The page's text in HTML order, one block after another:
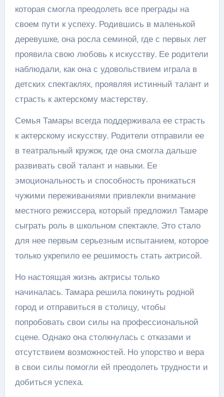
которая смогла преодолеть все преграды на
своем пути к успеху. Родившись в маленькой
деревушке, она росла семиной, где с первых лет
проявила свою любовь к искусству. Ее родители
наблюдали, как она с удовольствием играла в
детских спектаклях, проявляя истинный талант и
страсть к актерскому мастерству.
Семья Тамары всегда поддерживала ее страсть
к актерскому искусству. Родители отправили ее
в театральный кружок, где она смогла дальше
развивать свой талант и навыки. Ее
эмоциональность и способность проникаться
чужими переживаниями привлекли внимание
местного режиссера, который предложил Тамаре
сыграть роль в школьном спектакле. Это стало
для нее первым серьезным испытанием, которое
только укрепило ее решимость стать актрисой.
Но настоящая жизнь актрисы только
начиналась. Тамара решила покинуть родной
город и отправиться в столицу, чтобы
попробовать свои силы на профессиональной
сцене. Однако она столкнулась с отказами и
отсутствием возможностей. Но упорство и вера
в свои силы помогли ей преодолеть трудности и
добиться успеха.